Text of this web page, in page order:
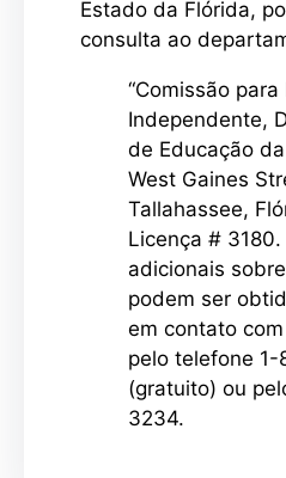
Estado da Flórida,
consulta ao
“Comissão
Independente,
de Educação
West Gaines
Tallahassee,
Licença #
adicionais
podem ser
em contato
pelo telefone
(gratuito) ou
3234.